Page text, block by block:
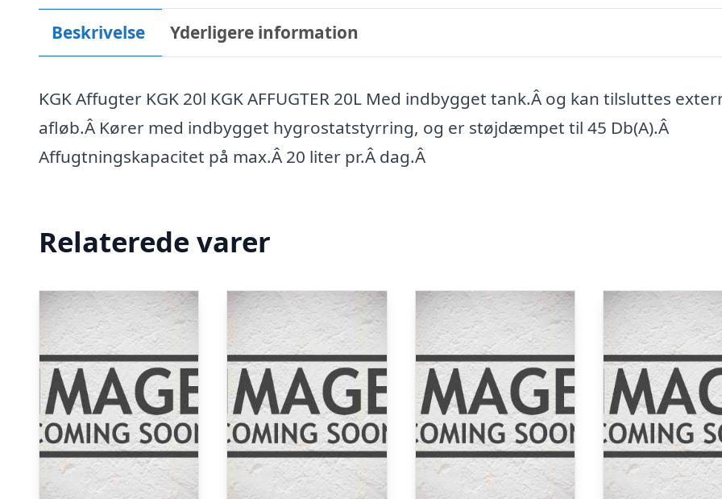
Beskrivelse Yderligere information
KGK Affugter KGK 20l KGK AFFUGTER 20L Med indbygget tank.Â og kan tilsluttes
afløb.Â Kører med indbygget hygrostatstyrring, og er støjdæmpet til 45 Db(A).Â
Affugtningskapacitet på max.Â 20 liter pr.Â dag.Â
Relaterede varer